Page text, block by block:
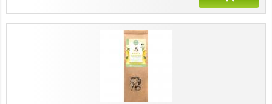
12er-VE Ente, Reis und Karotten 400 g BioPur Bio Hundefutter